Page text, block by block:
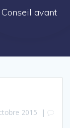
avant
2015 |